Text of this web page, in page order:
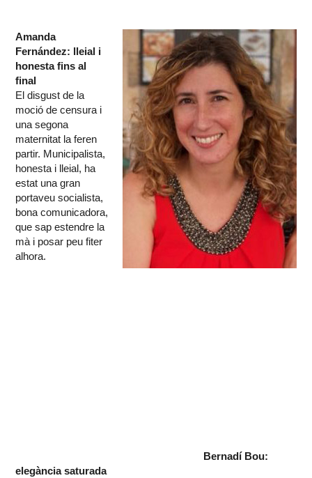
Amanda
Fernández: lleial i
honesta fins al
final
El disgust de la
moció de censura i
una segona
maternitat la feren
partir. Municipalista,
honesta i lleial, ha
estat una gran
portaveu socialista,
bona comunicadora,
que sap estendre la
mà i posar peu fiter
alhora.
Bernadí Bou:
elegància saturada